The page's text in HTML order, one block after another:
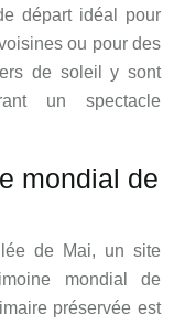
départ idéal pour
ou pour des
de soleil y sont
un spectacle
mondial de
de Mai, un site
mondial de
préservée est